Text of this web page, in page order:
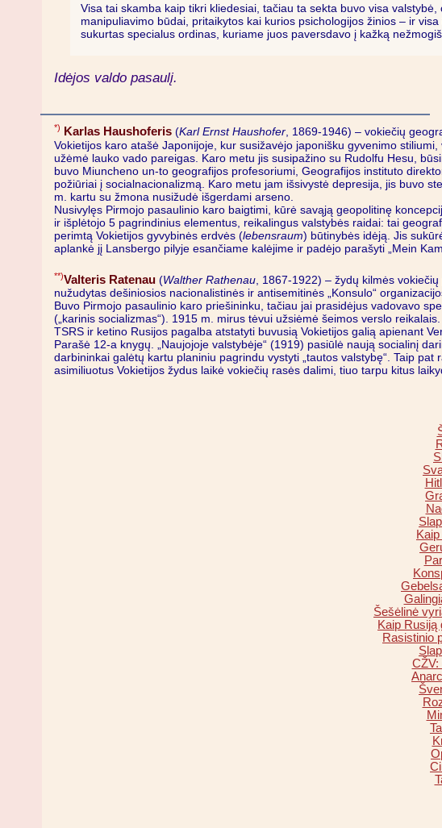
Visa tai skamba kaip tikri kliedesiai, tačiau ta sekta buvo visa
manipuliavimo būdai, pritaikytos kai kurios psichologijos žinios – ir
sukurtas specialus ordinas, kuriame juos paversdavo į kažką
Idėjos valdo pasaulį.
*) Karlas Haushoferis (Karl Ernst Haushofer , 1869-1946) – vokiečių
Vokietijos karo atašė Japonijoje, kur susižavėjo japonišku gyvenimo
užėmė lauko vado pareigas. Karo metu jis susipažino su Rudolfu Hesu,
buvo Miuncheno un-to geografijos profesoriumi, Geografijos instituto
požiūriai į socialnacionalizmą. Karo metu jam išsivystė depresija, jis buvo
m. kartu su žmona nusižudė išgerdami arseno.
Nusivylęs Pirmojo pasaulinio karo baigtimi, kūrė savąją geopolitinę
ir išplėtojo 5 pagrindinius elementus, reikalingus valstybės raidai: tai
perimtą Vokietijos gyvybinės erdvės (lebensraum) būtinybės idėją. Jis
aplankė jį Lansbergo pilyje esančiame kalėjime ir padėjo parašyti „Mein
**)Valteris Ratenau (Walther Rathenau , 1867-1922) – žydų kilmės
nužudytas dešiniosios nacionalistinės ir antisemitinės „Konsulo“
Buvo Pirmojo pasaulinio karo priešininku, tačiau jai prasidėjus vadovavo
(„karinis socializmas“). 1915 m. mirus tėvui užsiėmė šeimos verslo
TSRS ir ketino Rusijos pagalba atstatyti buvusią Vokietijos galią apienant
Parašė 12-a knygų. „Naujojoje valstybėje“ (1919) pasiūlė naują socialinį
darbininkai galėtų kartu planiniu pagrindu vystyti „tautos valstybę“. Taip
asimiliuotus Vokietijos žydus laikė vokiečių rasės dalimi, tiuo tarpu kitus
Šešėlinė
Kaip Rusiją
Rasistinio
CŽV: